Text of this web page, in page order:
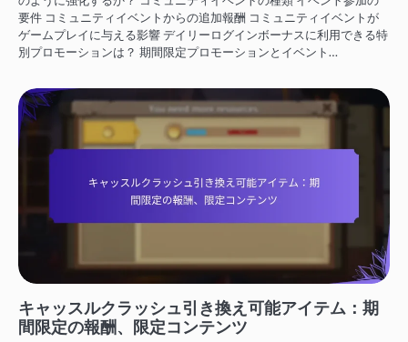
要件 コミュニティイベントからの追加報酬 コミュニティイベントが
ゲームプレイに与える影響 デイリーログインボーナスに利用できる特
別プロモーションは？ 期間限定プロモーションとイベント…
キャッスルクラッシュ引き換え可能アイテム：期
間限定の報酬、限定コンテンツ